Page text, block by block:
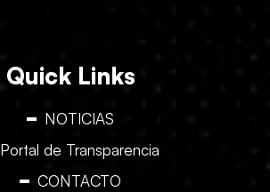
Quick Links
NOTICIAS
Portal de Transparencia
CONTACTO